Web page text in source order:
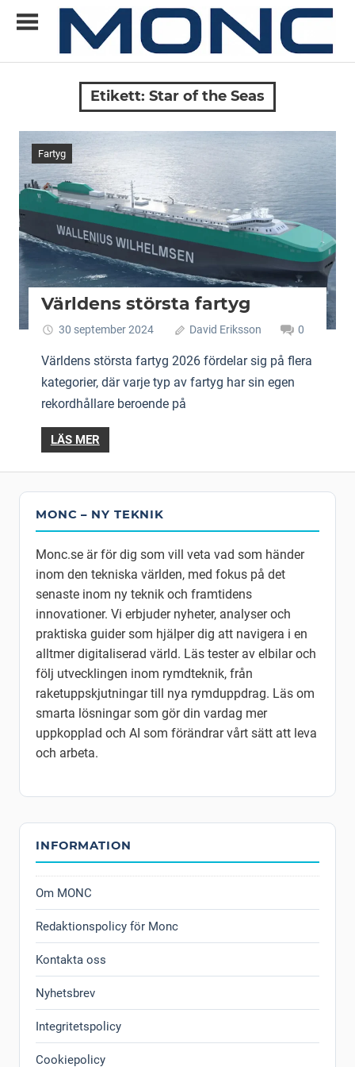
Allt
om
ny
teknik
Etikett: Star of the Seas
Fartyg
Världens största fartyg
30 september 2024 David Eriksson 0
Världens största fartyg 2026 fördelar sig på flera
kategorier, där varje typ av fartyg har sin egen
rekordhållare beroende på
LÄS MER
MONC – NY TEKNIK
Monc.se är för dig som vill veta vad som händer
inom den tekniska världen, med fokus på det
senaste inom ny teknik och framtidens
innovationer. Vi erbjuder nyheter, analyser och
praktiska guider som hjälper dig att navigera i en
alltmer digitaliserad värld. Läs tester av elbilar och
följ utvecklingen inom rymdteknik, från
raketuppskjutningar till nya rymduppdrag. Läs om
smarta lösningar som gör din vardag mer
uppkopplad och AI som förändrar vårt sätt att leva
och arbeta.
INFORMATION
Om MONC
Redaktionspolicy för Monc
Kontakta oss
Nyhetsbrev
Integritetspolicy
Cookiepolicy